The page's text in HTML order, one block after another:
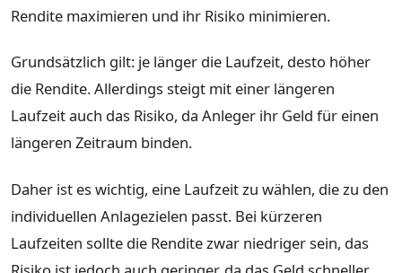
Rendite maximieren und ihr Risiko minimieren.
Grundsätzlich gilt: je länger die Laufzeit, desto höher
die Rendite. Allerdings steigt mit einer längeren
Laufzeit auch das Risiko, da Anleger ihr Geld für einen
längeren Zeitraum binden.
Daher ist es wichtig, eine Laufzeit zu wählen, die zu den
individuellen Anlagezielen passt. Bei kürzeren
Laufzeiten sollte die Rendite zwar niedriger sein, das